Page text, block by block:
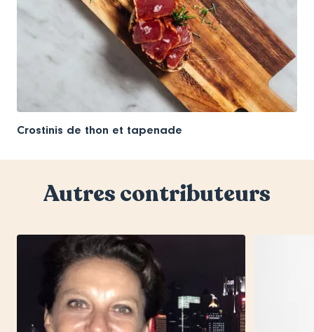
Crostinis de thon et tapenade
Autres contributeurs